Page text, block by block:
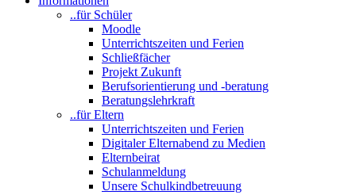
..für Schüler
Moodle
Unterrichtszeiten und Ferien
Schließfächer
Projekt Zukunft
Berufsorientierung und -beratung
Beratungslehrkraft
..für Eltern
Unterrichtszeiten und Ferien
Digitaler Elternabend zu Medien
Elternbeirat
Schulanmeldung
Unsere Schulkindbetreuung